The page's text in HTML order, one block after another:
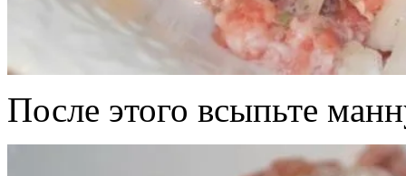
После этого всыпьте